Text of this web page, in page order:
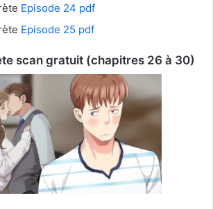
Episode 24 pdf
Episode 25 pdf
scan gratuit (chapitres 26 à 30)